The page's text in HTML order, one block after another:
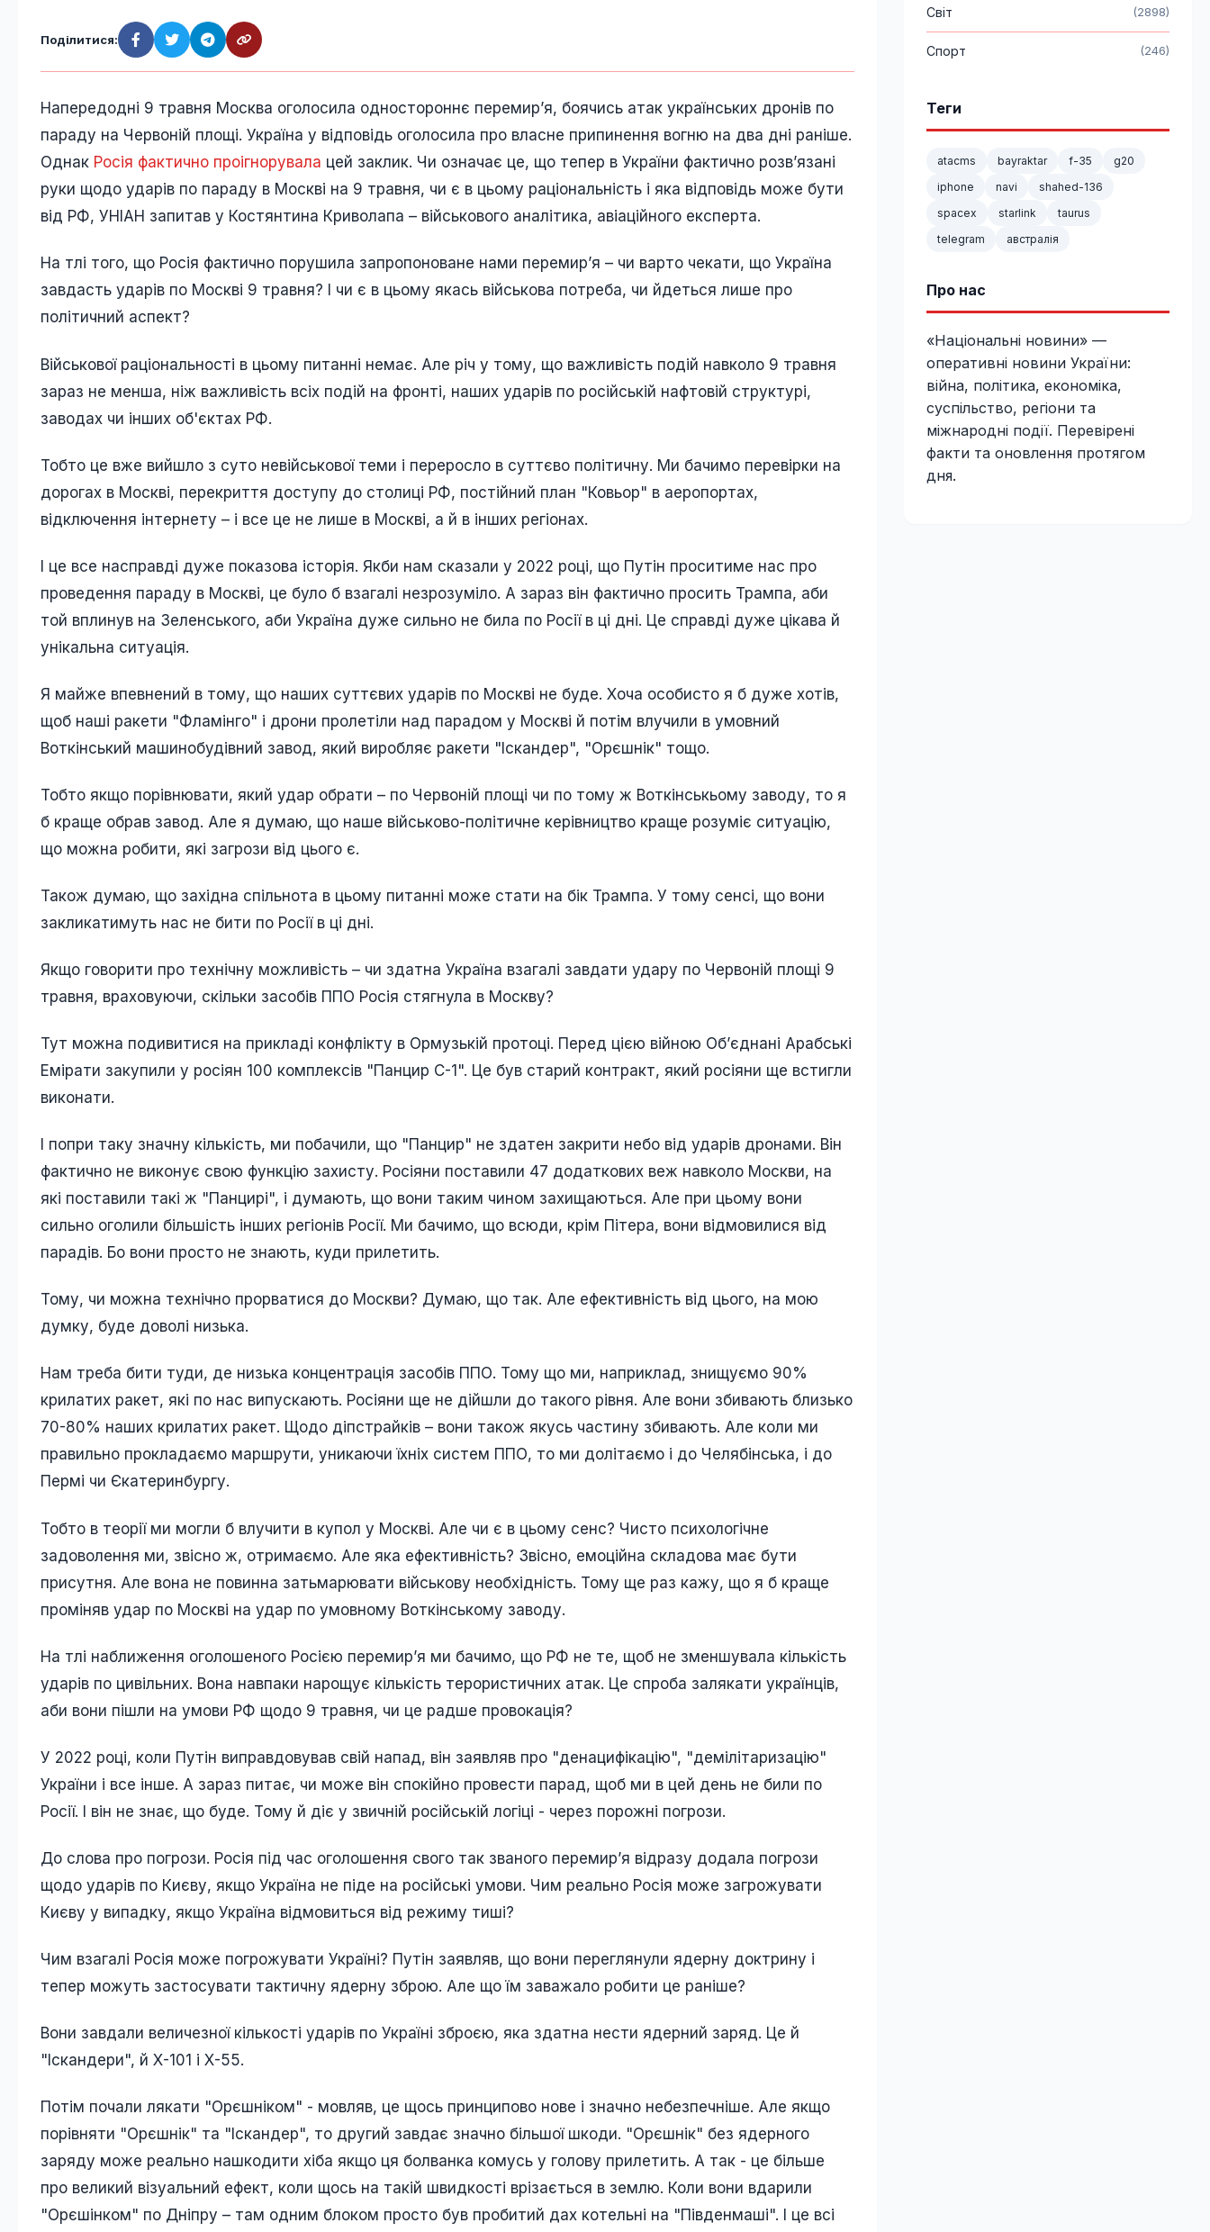
Поділитися:
Напередодні 9 травня Москва оголосила одностороннє перемирʼя, боячись атак українських дронів по
параду на Червоній площі. Україна у відповідь оголосила про власне припинення вогню на два дні раніше.
Однак Росія фактично проігнорувала цей заклик. Чи означає це, що тепер в України фактично розвʼязані
руки щодо ударів по параду в Москві на 9 травня, чи є в цьому раціональність і яка відповідь може бути
від РФ, УНІАН запитав у Костянтина Криволапа – військового аналітика, авіаційного експерта.
На тлі того, що Росія фактично порушила запропоноване нами перемирʼя – чи варто чекати, що Україна
завдасть ударів по Москві 9 травня? І чи є в цьому якась військова потреба, чи йдеться лише про
політичний аспект?
Військової раціональності в цьому питанні немає. Але річ у тому, що важливість подій навколо 9 травня
зараз не менша, ніж важливість всіх подій на фронті, наших ударів по російській нафтовій структурі,
заводах чи інших об'єктах РФ.
Тобто це вже вийшло з суто невійськової теми і переросло в суттєво політичну. Ми бачимо перевірки на
дорогах в Москві, перекриття доступу до столиці РФ, постійний план "Ковьор" в аеропортах,
відключення інтернету – і все це не лише в Москві, а й в інших регіонах.
І це все насправді дуже показова історія. Якби нам сказали у 2022 році, що Путін проситиме нас про
проведення параду в Москві, це було б взагалі незрозуміло. А зараз він фактично просить Трампа, аби
той вплинув на Зеленського, аби Україна дуже сильно не била по Росії в ці дні. Це справді дуже цікава й
унікальна ситуація.
Я майже впевнений в тому, що наших суттєвих ударів по Москві не буде. Хоча особисто я б дуже хотів,
щоб наші ракети "Фламінго" і дрони пролетіли над парадом у Москві й потім влучили в умовний
Воткінський машинобудівний завод, який виробляє ракети "Іскандер", "Орєшнік" тощо.
Тобто якщо порівнювати, який удар обрати – по Червоній площі чи по тому ж Воткінськьому заводу, то я
б краще обрав завод. Але я думаю, що наше військово-політичне керівництво краще розуміє ситуацію,
що можна робити, які загрози від цього є.
Також думаю, що західна спільнота в цьому питанні може стати на бік Трампа. У тому сенсі, що вони
закликатимуть нас не бити по Росії в ці дні.
Якщо говорити про технічну можливість – чи здатна Україна взагалі завдати удару по Червоній площі 9
травня, враховуючи, скільки засобів ППО Росія стягнула в Москву?
Тут можна подивитися на прикладі конфлікту в Ормузькій протоці. Перед цією війною Об’єднані Арабські
Емірати закупили у росіян 100 комплексів "Панцир С-1". Це був старий контракт, який росіяни ще встигли
виконати.
І попри таку значну кількість, ми побачили, що "Панцир" не здатен закрити небо від ударів дронами. Він
фактично не виконує свою функцію захисту. Росіяни поставили 47 додаткових веж навколо Москви, на
які поставили такі ж "Панцирі", і думають, що вони таким чином захищаються. Але при цьому вони
сильно оголили більшість інших регіонів Росії. Ми бачимо, що всюди, крім Пітера, вони відмовилися від
парадів. Бо вони просто не знають, куди прилетить.
Тому, чи можна технічно прорватися до Москви? Думаю, що так. Але ефективність від цього, на мою
думку, буде доволі низька.
Нам треба бити туди, де низька концентрація засобів ППО. Тому що ми, наприклад, знищуємо 90%
крилатих ракет, які по нас випускають. Росіяни ще не дійшли до такого рівня. Але вони збивають близько
70-80% наших крилатих ракет. Щодо діпстрайків – вони також якусь частину збивають. Але коли ми
правильно прокладаємо маршрути, уникаючи їхніх систем ППО, то ми долітаємо і до Челябінська, і до
Пермі чи Єкатеринбургу.
Тобто в теорії ми могли б влучити в купол у Москві. Але чи є в цьому сенс? Чисто психологічне
задоволення ми, звісно ж, отримаємо. Але яка ефективність? Звісно, емоційна складова має бути
присутня. Але вона не повинна затьмарювати військову необхідність. Тому ще раз кажу, що я б краще
проміняв удар по Москві на удар по умовному Воткінському заводу.
На тлі наближення оголошеного Росією перемирʼя ми бачимо, що РФ не те, щоб не зменшувала кількість
ударів по цивільних. Вона навпаки нарощує кількість терористичних атак. Це спроба залякати українців,
аби вони пішли на умови РФ щодо 9 травня, чи це радше провокація?
У 2022 році, коли Путін виправдовував свій напад, він заявляв про "денацифікацію", "демілітаризацію"
України і все інше. А зараз питає, чи може він спокійно провести парад, щоб ми в цей день не били по
Росії. І він не знає, що буде. Тому й діє у звичній російській логіці - через порожні погрози.
До слова про погрози. Росія під час оголошення свого так званого перемирʼя відразу додала погрози
щодо ударів по Києву, якщо Україна не піде на російські умови. Чим реально Росія може загрожувати
Києву у випадку, якщо Україна відмовиться від режиму тиші?
Чим взагалі Росія може погрожувати Україні? Путін заявляв, що вони переглянули ядерну доктрину і
тепер можуть застосувати тактичну ядерну зброю. Але що їм заважало робити це раніше?
Вони завдали величезної кількості ударів по Україні зброєю, яка здатна нести ядерний заряд. Це й
"Іскандери", й Х-101 і Х-55.
Потім почали лякати "Орєшніком" - мовляв, це щось принципово нове і значно небезпечніше. Але якщо
порівняти "Орєшнік" та "Іскандер", то другий завдає значно більшої шкоди. "Орєшнік" без ядерного
заряду може реально нашкодити хіба якщо ця болванка комусь у голову прилетить. А так - це більше
про великий візуальний ефект, коли щось на такій швидкості врізається в землю. Коли вони вдарили
"Орєшінком" по Дніпру – там одним блоком просто був пробитий дах котельні на "Південмаші". І це всі
Світ (2898)
Спорт (246)
Теги
atacms bayraktar f-35
g20
iphone
navi
shahed-136
spacex
starlink
taurus
telegram
австралія
Про нас
«Національні новини» —
оперативні новини України:
війна, політика, економіка,
суспільство, регіони та
міжнародні події. Перевірені
факти та оновлення протягом
дня.